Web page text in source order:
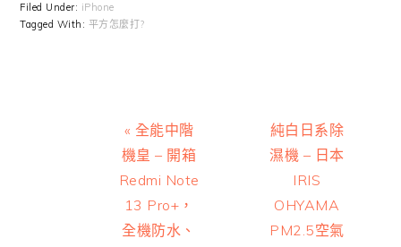
Filed Under: iPhone
Tagged With: 平方怎麼打?
Previous
Post:
« 全能中階
機皇 – 開箱
Redmi Note
13 Pro+，
全機防水、
Next
Post:
純白日系除
濕機 – 日本
IRIS
OHYAMA
PM2.5空氣